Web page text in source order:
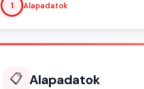
1 Alapadatok
📋 Alapadatok